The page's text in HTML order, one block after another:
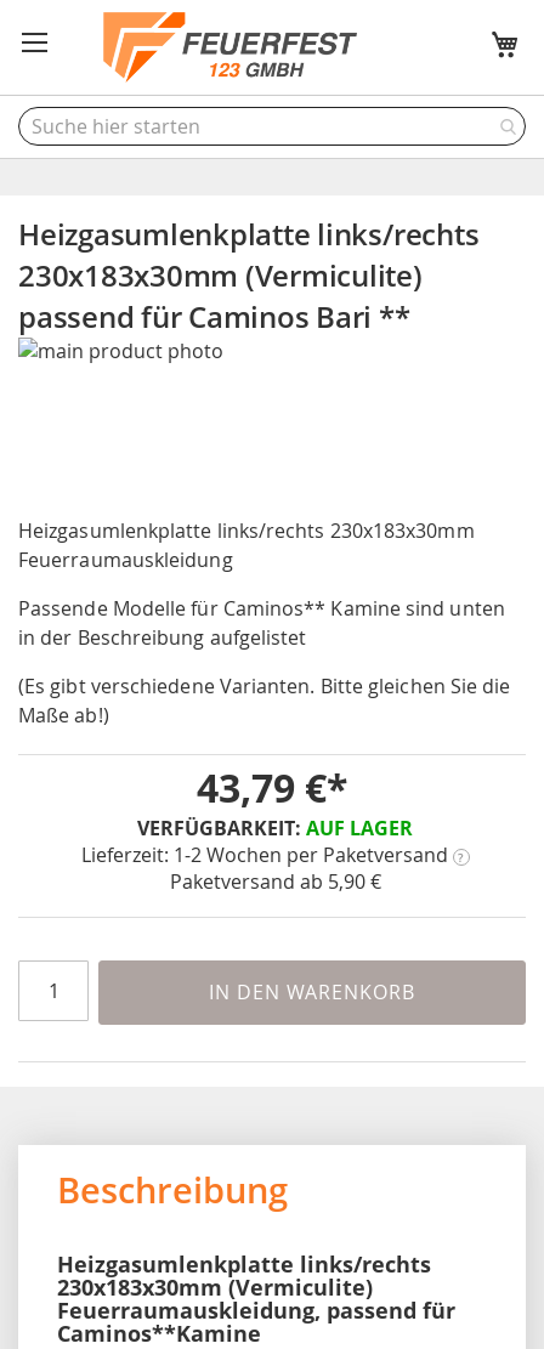
Heizgasumlenkplatte links/rechts
230x183x30mm (Vermiculite)
passend für Caminos Bari **
Heizgasumlenkplatte links/rechts 230x183x30mm
Feuerraumauskleidung
Passende Modelle für Caminos** Kamine sind unten
in der Beschreibung aufgelistet
(Es gibt verschiedene Varianten. Bitte gleichen Sie die
Maße ab!)
VERFÜGBARKEIT: AUF LAGER
Lieferzeit: 1-2 Wochen per Paketversand ?
Paketversand ab 5,90 €
43,79 €
IN DEN WARENKORB
Skip
gallery
to
the
of
the
gallery
Beschreibung
Heizgasumlenkplatte links/rechts
230x183x30mm (Vermiculite)
Feuerraumauskleidung, passend für
Caminos**Kamine